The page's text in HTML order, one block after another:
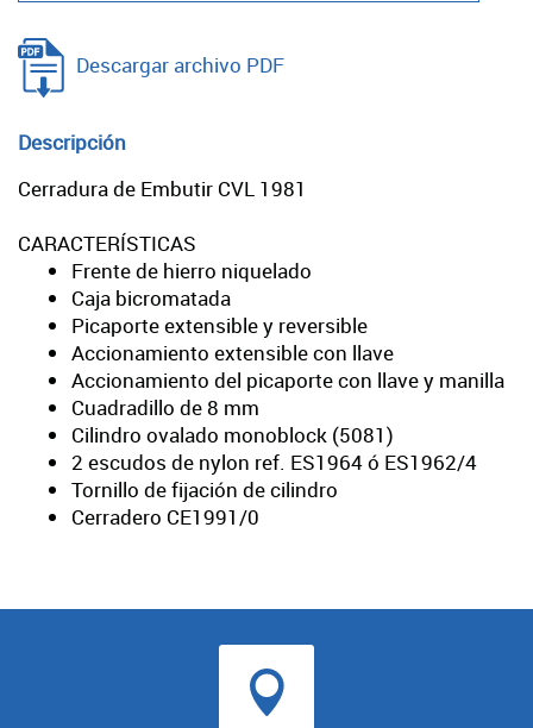
Descargar archivo PDF
Descripción
Cerradura de Embutir CVL 1981
CARACTERÍSTICAS
Frente de hierro niquelado
Caja bicromatada
Picaporte extensible y reversible
Accionamiento extensible con llave
Accionamiento del picaporte con llave y manilla
Cuadradillo de 8 mm
Cilindro ovalado monoblock (5081)
2 escudos de nylon ref. ES1964 ó ES1962/4
Tornillo de fijación de cilindro
Cerradero CE1991/0